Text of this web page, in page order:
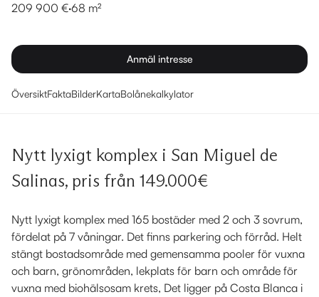
209 900 €·68 m²
Anmäl intresse
ÖversiktFaktaBilderKartaBolånekalkylator
Nytt lyxigt komplex i San Miguel de
Salinas, pris från 149.000€
Nytt lyxigt komplex med 165 bostäder med 2 och 3 sovrum,
fördelat på 7 våningar. Det finns parkering och förråd. Helt
stängt bostadsområde med gemensamma pooler för vuxna
och barn, grönområden, lekplats för barn och område för
vuxna med biohälsosam krets, Det ligger på Costa Blanca i